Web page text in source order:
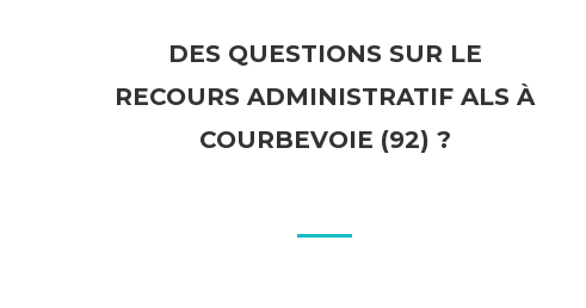
DES QUESTIONS SUR LE
RECOURS ADMINISTRATIF ALS À
COURBEVOIE (92) ?